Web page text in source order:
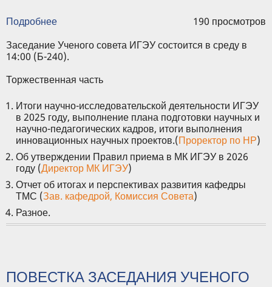
Подробнее
заседания
Ученого
ИГЭУ,
января
2026
г.
190 просмотров
Заседание Ученого совета ИГЭУ состоится в среду в
14:00 (Б-240).
Торжественная часть
Итоги научно-исследовательской деятельности ИГЭУ
в 2025 году, выполнение плана подготовки научных и
научно-педагогических кадров, итоги выполнения
инновационных научных проектов.(Проректор по НР)
Об утверждении Правил приема в МК ИГЭУ в 2026
году (Директор МК ИГЭУ)
Отчет об итогах и перспективах развития кафедры
ТМС (Зав. кафедрой, Комиссия Совета)
Разное.
ПОВЕСТКА ЗАСЕДАНИЯ УЧЕНОГО